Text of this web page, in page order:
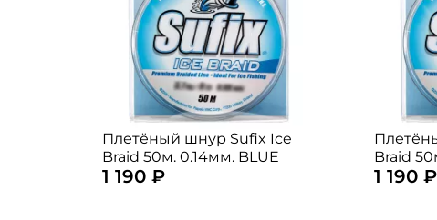
Плетёный шнур Sufix Ice
Braid 50м. 0.14мм. BLUE
1 190 ₽
Braid
1 190 ₽